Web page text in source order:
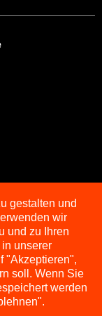
gestalten und
wir
und zu Ihren
unserer
"Akzeptieren",
soll. Wenn Sie
werden